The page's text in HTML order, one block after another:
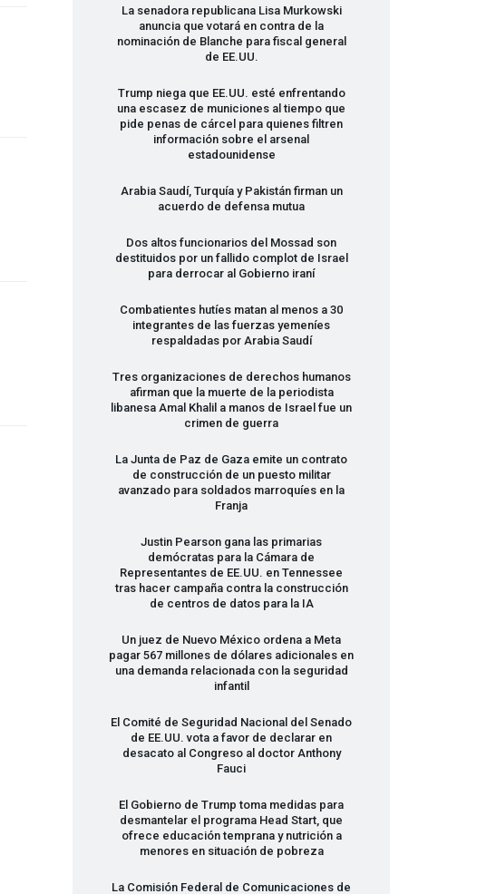
La senadora republicana Lisa Murkowski
anuncia que votará en contra de la
nominación de Blanche para fiscal general
de EE.UU.
Trump niega que EE.UU. esté enfrentando
una escasez de municiones al tiempo que
pide penas de cárcel para quienes filtren
información sobre el arsenal
estadounidense
Arabia Saudí, Turquía y Pakistán firman un
acuerdo de defensa mutua
Dos altos funcionarios del Mossad son
destituidos por un fallido complot de Israel
para derrocar al Gobierno iraní
Combatientes hutíes matan al menos a 30
integrantes de las fuerzas yemeníes
respaldadas por Arabia Saudí
Tres organizaciones de derechos humanos
afirman que la muerte de la periodista
libanesa Amal Khalil a manos de Israel fue un
crimen de guerra
La Junta de Paz de Gaza emite un contrato
de construcción de un puesto militar
avanzado para soldados marroquíes en la
Franja
Justin Pearson gana las primarias
demócratas para la Cámara de
Representantes de EE.UU. en Tennessee
tras hacer campaña contra la construcción
de centros de datos para la IA
Un juez de Nuevo México ordena a Meta
pagar 567 millones de dólares adicionales en
una demanda relacionada con la seguridad
infantil
El Comité de Seguridad Nacional del Senado
de EE.UU. vota a favor de declarar en
desacato al Congreso al doctor Anthony
Fauci
El Gobierno de Trump toma medidas para
desmantelar el programa Head Start, que
ofrece educación temprana y nutrición a
menores en situación de pobreza
La Comisión Federal de Comunicaciones de